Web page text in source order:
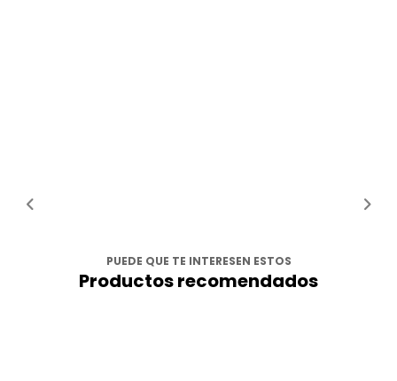
PUEDE QUE TE INTERESEN ESTOS
Productos recomendados